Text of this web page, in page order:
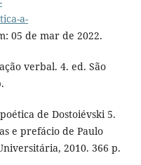
a-
05 de mar de 2022.
verbal. 4. ed. São
de Dostoiévski 5.
e prefácio de Paulo
2010. 366 p.